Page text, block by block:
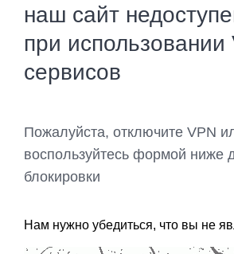
наш сайт
при использовании
сервисов
Пожалуйста, отключите VPN
воспользуйтесь формой ниже
блокировки
Нам нужно убедиться, что вы не